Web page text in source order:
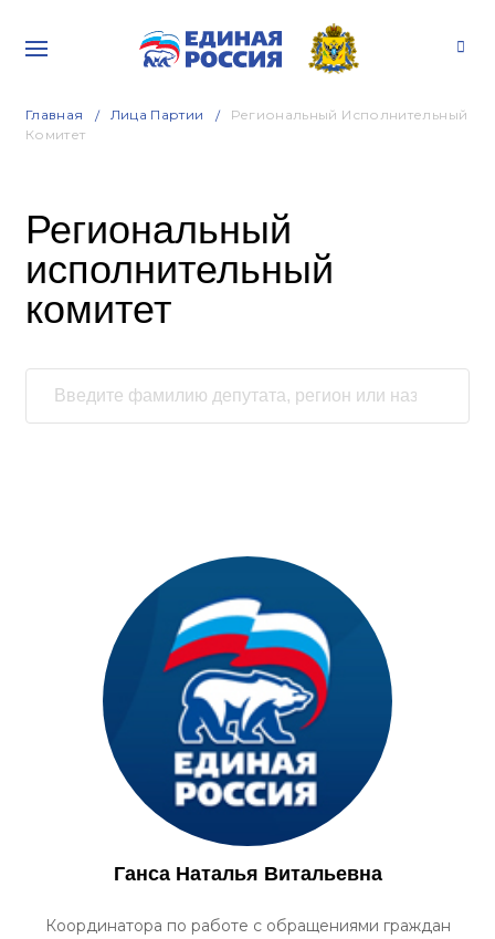
Главная Лица Партии
Региональный Исполнительный
Комитет
Региональный
исполнительный
комитет
Ганса Наталья Витальевна
Координатора по работе с обращениями граждан